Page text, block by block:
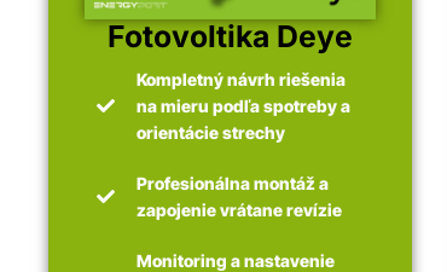
Fotovoltika Deye
Kompletný návrh riešenia
na mieru podľa spotreby a
orientácie strechy
Profesionálna montáž a
zapojenie vrátane revízie
Monitoring a nastavenie